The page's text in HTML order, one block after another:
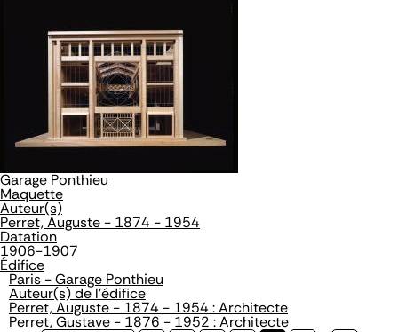
Garage Ponthieu
Maquette
Auteur(s)
Perret, Auguste - 1874 - 1954
Datation
1906-1907
Édifice
Paris - Garage Ponthieu
Auteur(s) de l'édifice
Perret, Auguste - 1874 - 1954 : Architecte
Perret, Gustave - 1876 - 1952 : Architecte